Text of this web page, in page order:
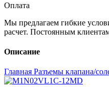
Оплата
Мы предлагаем гибкие
расчет. Постоянным
Описание
Главная Разъемы клапана/